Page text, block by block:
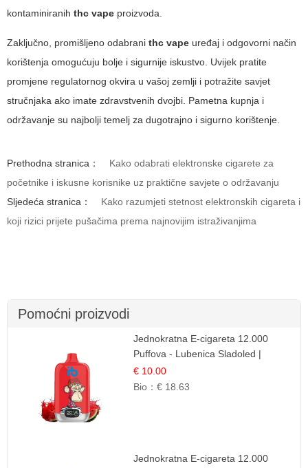
kontaminiranih thc vape proizvoda.
Zaključno, promišljeno odabrani thc vape uređaj i odgovorni način
korištenja omogućuju bolje i sigurnije iskustvo. Uvijek pratite
promjene regulatornog okvira u vašoj zemlji i potražite savjet
stručnjaka ako imate zdravstvenih dvojbi. Pametna kupnja i
održavanje su najbolji temelj za dugotrajno i sigurno korištenje.
Prethodna stranica：
Kako odabrati elektronske cigarete za
početnike i iskusne korisnike uz praktične savjete o održavanju
Sljedeća stranica：
Kako razumjeti stetnost elektronskih cigareta i
koji rizici prijete pušačima prema najnovijim istraživanjima
Pomoćni proizvodi
Jednokratna E-cigareta 12.000
Puffova - Lubenica Sladoled |
Ljetna Desertna Aroma
€ 10.00
Bio：€ 18.63
Jednokratna E-cigareta 12.000